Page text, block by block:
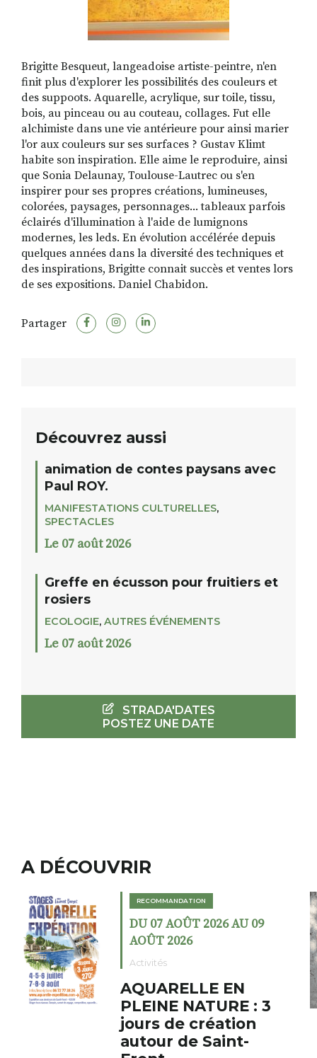
Brigitte Besqueut, langeadoise artiste-peintre, n'en
finit plus d'explorer les possibilités des couleurs et
des suppoots. Aquarelle, acrylique, sur toile, tissu,
bois, au pinceau ou au couteau, collages. Fut elle
alchimiste dans une vie antérieure pour ainsi marier
l'or aux couleurs sur ses surfaces ? Gustav Klimt
habite son inspiration. Elle aime le reproduire, ainsi
que Sonia Delaunay, Toulouse-Lautrec ou s'en
inspirer pour ses propres créations, lumineuses,
colorées, paysages, personnages... tableaux parfois
éclairés d'illumination à l'aide de lumignons
modernes, les leds. En évolution accélérée depuis
quelques années dans la diversité des techniques et
des inspirations, Brigitte connait succès et ventes lors
de ses expositions. Daniel Chabidon.
Partager
Découvrez aussi
animation de contes paysans avec
Paul ROY.
MANIFESTATIONS CULTURELLES,
SPECTACLES
Le 07 août 2026
Greffe en écusson pour fruitiers et
rosiers
ECOLOGIE, AUTRES ÉVÉNEMENTS
Le 07 août 2026
STRADA'DATES
POSTEZ UNE DATE
A DÉCOUVRIR
RECOMMANDATION
DU 02 AOÛT 2026 AU 23
AOÛT 2026
Expositions
Cochon charbon au
fumoir
Le Fumoir est une sorte de
cabinet de curiosités. Son